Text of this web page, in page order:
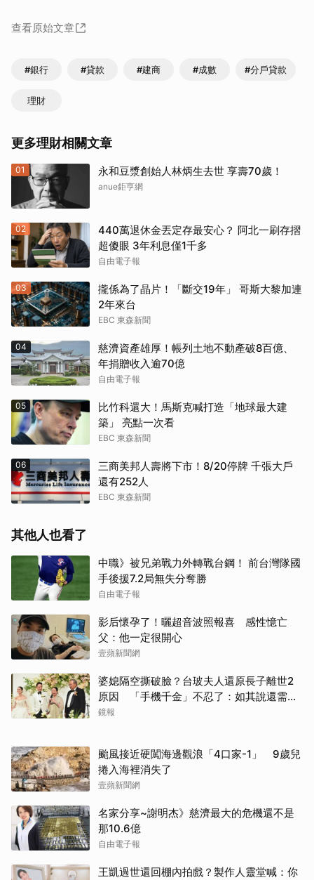
查看原始文章
#銀行 #貸款 #建商 #成數 #分戶貸款
理財
更多理財相關文章
01 永和豆漿創始人林炳生去世 享壽70歲！
anue鉅亨網
02
440萬退休金丟定存最安心？ 阿北一刷存摺
超傻眼 3年利息僅1千多
自由電子報
03
攏係為了晶片！「斷交19年」 哥斯大黎加連
2年來台
EBC 東森新聞
04
慈濟資產雄厚！帳列土地不動產破8百億、
年捐贈收入逾70億
自由電子報
05
比竹科還大！馬斯克喊打造「地球最大建
築」 亮點一次看
EBC 東森新聞
06
三商美邦人壽將下市！8/20停牌 千張大戶
還有252人
EBC 東森新聞
其他人也看了
中職》被兄弟戰力外轉戰台鋼！ 前台灣隊國
手後援7.2局無失分奪勝
自由電子報
影后懷孕了！曬超音波照報喜 感性憶亡
父：他一定很開心
壹蘋新聞網
婆媳隔空撕破臉？台玻夫人還原長子離世2
原因 「手機千金」不忍了：如其說還需要
離開嗎？
鏡報
颱風接近硬闖海邊觀浪「4口家-1」 9歲兒
捲入海裡消失了
壹蘋新聞網
名家分享~謝明杰》慈濟最大的危機還不是
那10.6億
自由電子報
王凱過世還回棚內拍戲？製作人靈堂喊：你